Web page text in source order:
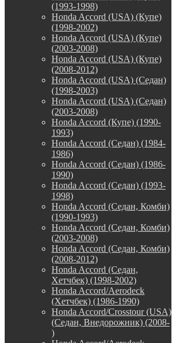
(1993-1998)
Honda Accord (USA) (Купе)
(1998-2002)
Honda Accord (USA) (Купе)
(2003-2008)
Honda Accord (USA) (Купе)
(2008-2012)
Honda Accord (USA) (Седан)
(1998-2003)
Honda Accord (USA) (Седан)
(2003-2008)
Honda Accord (Купе) (1990-
1993)
Honda Accord (Седан) (1984-
1986)
Honda Accord (Седан) (1986-
1990)
Honda Accord (Седан) (1993-
1998)
Honda Accord (Седан, Комби)
(1990-1993)
Honda Accord (Седан, Комби)
(2003-2008)
Honda Accord (Седан, Комби)
(2008-2012)
Honda Accord (Седан,
Хетчбек) (1998-2002)
Honda Accord/Aerodeck
(Хетчбек) (1986-1990)
Honda Accord/Crosstour (USA)
(Седан, Внедорожник) (2008-
)